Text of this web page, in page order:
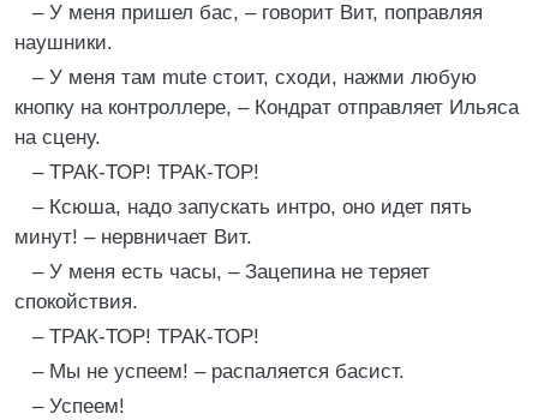
– У меня пришел бас, – говорит Вит, поправляя
наушники.
– У меня там mute стоит, сходи, нажми любую
кнопку на контроллере, – Кондрат отправляет Ильяса
на сцену.
– ТРАК-ТОР! ТРАК-ТОР!
– Ксюша, надо запускать интро, оно идет пять
минут! – нервничает Вит.
– У меня есть часы, – Зацепина не теряет
спокойствия.
– ТРАК-ТОР! ТРАК-ТОР!
– Мы не успеем! – распаляется басист.
– Успеем!